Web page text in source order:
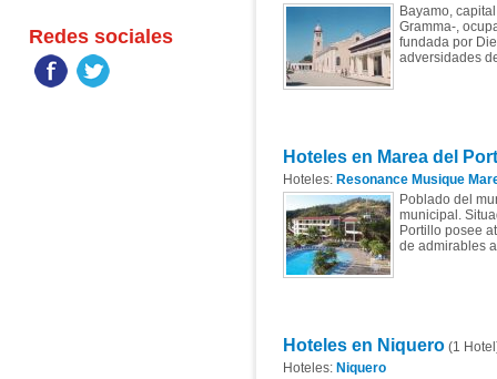
Bayamo,
Gramma-,
fundada por
adversidades
Hoteles en Marea del
Hoteles: Resonance Musique
Poblado del
municipal.
Portillo posee
de admirables
Hoteles en Niquero(1
Hoteles: Niquero
Redes sociales